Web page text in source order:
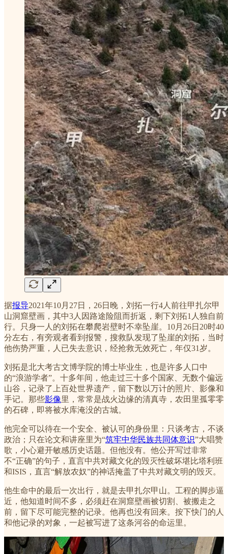
据报导2021年10月27日，26日晚，刘拓一行4人前往甲扎尔甲
山洞窟壁画，其中3人因路途险阻而折返，剩下刘拓1人独自前
行。只身一人的刘拓在攀爬岩壁时不幸坠崖。10月26日20时40
分左右，有旁观者看到报警，搜救队发现了坠崖的刘拓，当时
他伤势严重，人已失去意识，经抢救无效死亡，年仅31岁。
刘拓是北大考古文博学院的博士毕业生，也是许多人口中
的“浪游学者”。十多年间，他走过三十多个国家、无数个偏远
山谷，记录了上百处世界遗产，留下数以万计的照片、影像和
手记。那些影像里，常常是战火边缘的清真寺，农田里孤零零
的石碑，即将被水库淹没的古城。
他完全可以待在一个安全、被认可的身份里：只谈考古，不谈
政治；只在论文和讲座里为“筑牢中华民族共同体意识”大唱赞
歌，小心避开敏感历史话题。但他没有。他公开写过非常
不“正确”的句子，直言中共对藏文化的毁灭性破坏堪比塔利班
和ISIS，直言“解放农奴”的神话掩盖了中共对藏文明的毁灭。
他生命中的最后一次出行，就是去甲扎尔甲山。工程的脚步逼
近，他知道时间不多，必须赶在洞窟壁画被切割、被搬走之
前，留下尽可能完整的记录。他再也没有回来。按下快门的人
和他记录的对象，一起被写进了这条河谷的命运里。